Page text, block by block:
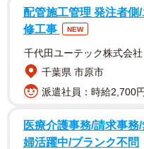
配管施工管理 発注者側
修工事
NEW
千代田ユーテック株式会社
千葉県 市原市
派遣社員：時給2,700
医療介護事務/請求事
婦活躍中/ブランク不問